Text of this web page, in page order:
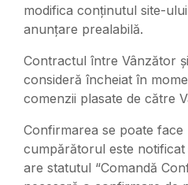
modifica conținutul site-
anunțare prealabilă.
Contractul între Vânzător
consideră încheiat în
comenzii plasate de către
Confirmarea se poate
cumpărătorul este notificat
are statutul “Comandă